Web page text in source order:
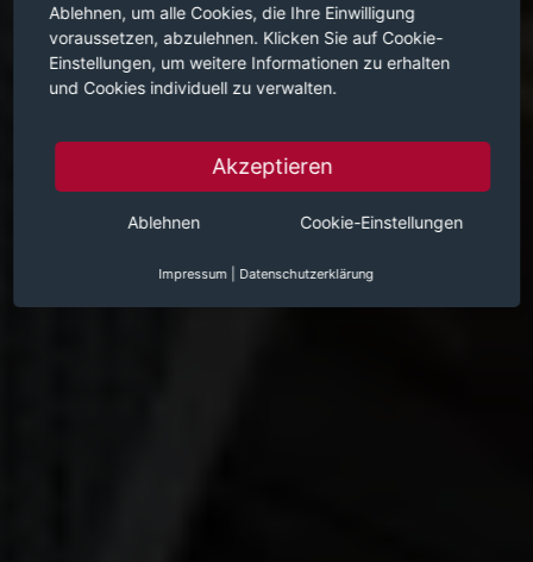
Ablehnen, um alle Cookies, die Ihre Einwilligung
voraussetzen, abzulehnen. Klicken Sie auf Cookie-
Einstellungen, um weitere Informationen zu erhalten
und Cookies individuell zu verwalten.
Akzeptieren
Ablehnen Cookie-Einstellungen
Impressum Datenschutzerklärung